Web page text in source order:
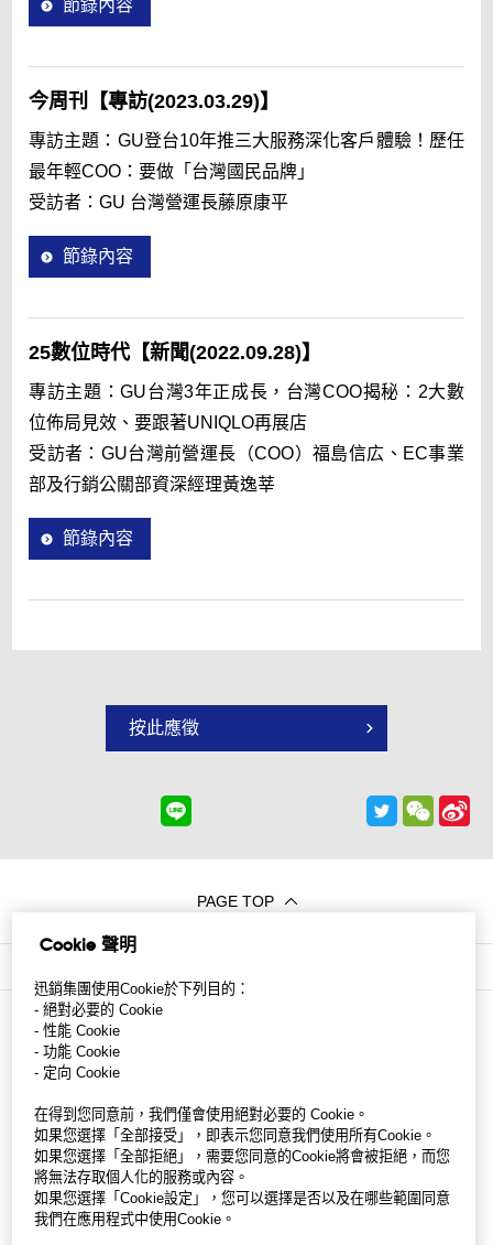
節錄內容
今周刊【專訪(2023.03.29)】
專訪主題：GU登台10年推三大服務深化客戶體驗！歷任
最年輕COO：要做「台灣國民品牌」
受訪者：GU 台灣營運長藤原康平
節錄內容
25數位時代【新聞(2022.09.28)】
專訪主題：GU台灣3年正成長，台灣COO揭秘：2大數
位佈局見效、要跟著UNIQLO再展店
受訪者：GU台灣前營運長（COO）福島信広、EC事業
部及行銷公關部資深經理黃逸莘
節錄內容
按此應徵
PAGE TOP
Cookie 聲明
迅銷集團使用Cookie於下列目的：
- 絕對必要的 Cookie
- 性能 Cookie
- 功能 Cookie
- 定向 Cookie
在得到您同意前，我們僅會使用絕對必要的 Cookie。
如果您選擇「全部接受」，即表示您同意我們使用所有Cookie。
如果您選擇「全部拒絕」，需要您同意的Cookie將會被拒絕，而您
將無法存取個人化的服務或內容。
如果您選擇「Cookie設定」，您可以選擇是否以及在哪些範圍同意
我們在應用程式中使用Cookie。